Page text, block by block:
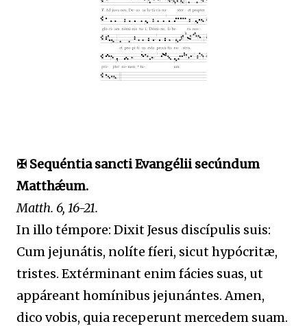
✠ Sequéntia sancti Evangélii secúndum
Matthǽum.
Matth. 6, 16-21.
In illo témpore: Dixit Jesus discípulis suis:
Cum jejunátis, nolíte fíeri, sicut hypócritæ,
tristes. Extérminant enim fácies suas, ut
appáreant homínibus jejunántes. Amen,
dico vobis, quia receperunt mercedem suam.